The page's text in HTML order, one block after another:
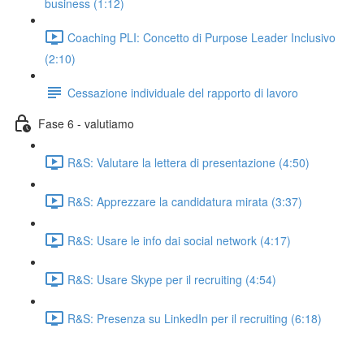
business (1:12)
Coaching PLI: Concetto di Purpose Leader Inclusivo
(2:10)
Cessazione individuale del rapporto di lavoro
Fase 6 - valutiamo
R&S: Valutare la lettera di presentazione (4:50)
R&S: Apprezzare la candidatura mirata (3:37)
R&S: Usare le info dai social network (4:17)
R&S: Usare Skype per il recruiting (4:54)
R&S: Presenza su LinkedIn per il recruiting (6:18)